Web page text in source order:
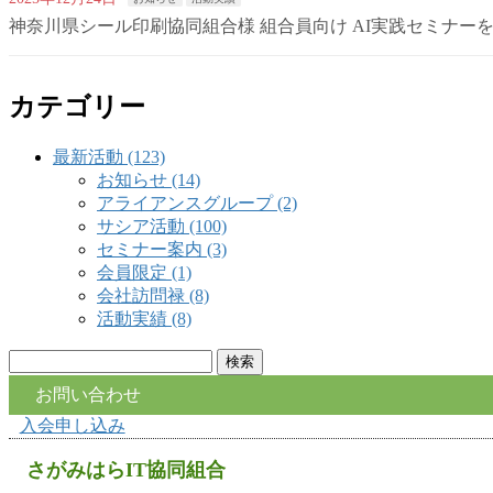
神奈川県シール印刷協同組合様 組合員向け AI実践セミナー
カテゴリー
最新活動 (123)
お知らせ (14)
アライアンスグループ (2)
サシア活動 (100)
セミナー案内 (3)
会員限定 (1)
会社訪問禄 (8)
活動実績 (8)
索:
お問い合わせ
入会申し込み
さがみはらIT協同組合